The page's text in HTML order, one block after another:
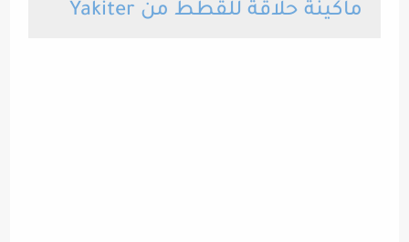
ماكينة حلاقة للقطط من Yakiter